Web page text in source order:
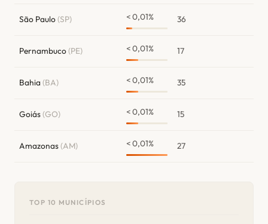
São Paulo(SP) < 0,01% 36
Pernambuco(PE) < 0,01% 17
Bahia (BA) < 0,01% 35
Goiás(GO) < 0,01% 15
Amazonas(AM) < 0,01% 27
TOP 10 MUNICÍPIOS